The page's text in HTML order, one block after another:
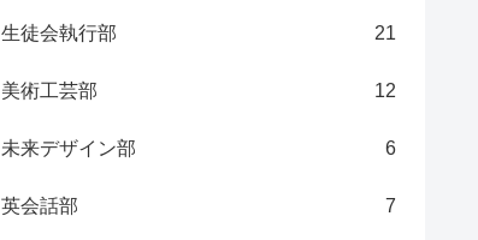
生徒会執行部 21
美術工芸部 12
未来デザイン部 6
英会話部 7